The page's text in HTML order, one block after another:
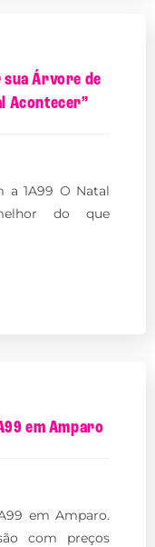
sua Árvore de
Acontecer”
a 1A99 O Natal
do que
em Amparo
em Amparo.
com preços